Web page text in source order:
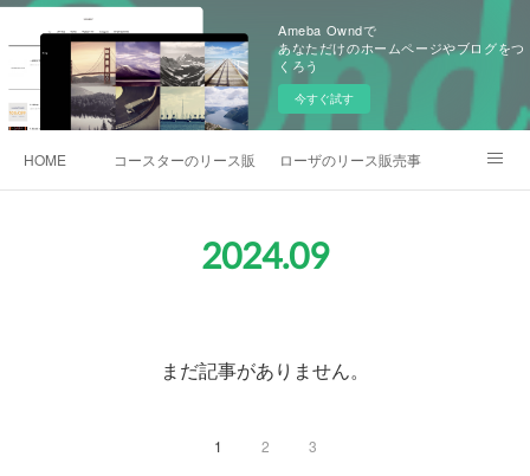
Ameba Owndで
あなただけのホームページやブログをつ
くろう
今すぐ試す
HOME コースターのリース販売事例ローザのリース販売事例
2024.09
まだ記事がありません。
1 2 3